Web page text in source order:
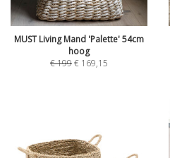
MUST Living Mand 'Palette' 54cm
hoog
€199€ 169,15